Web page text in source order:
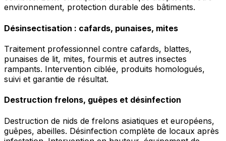
environnement, protection durable des bâtiments.
Désinsectisation : cafards, punaises, mites
Traitement professionnel contre cafards, blattes,
punaises de lit, mites, fourmis et autres insectes
rampants. Intervention ciblée, produits homologués,
suivi et garantie de résultat.
Destruction frelons, guêpes et désinfection
Destruction de nids de frelons asiatiques et européens,
guêpes, abeilles. Désinfection complète de locaux après